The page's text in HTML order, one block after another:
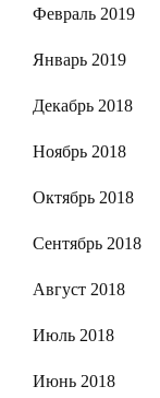
Февраль 2019
Январь 2019
Декабрь 2018
Ноябрь 2018
Октябрь 2018
Сентябрь 2018
Август 2018
Июль 2018
Июнь 2018